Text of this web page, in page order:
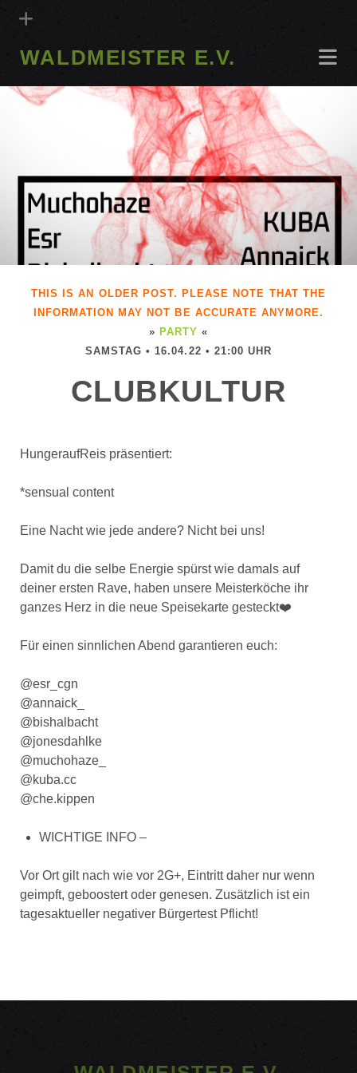
WALDMEISTER E.V.
THIS IS AN OLDER POST. PLEASE NOTE THAT THE
INFORMATION MAY NOT BE ACCURATE ANYMORE.
» PARTY «
SAMSTAG • 16.04.22 • 21:00 UHR
CLUBKULTUR
HungeraufReis präsentiert:
*sensual content
Eine Nacht wie jede andere? Nicht bei uns!
Damit du die selbe Energie spürst wie damals auf
deiner ersten Rave, haben unsere Meisterköche ihr
ganzes Herz in die neue Speisekarte gesteckt❤️
Für einen sinnlichen Abend garantieren euch:
@esr_cgn
@annaick_
@bishalbacht
@jonesdahlke
@muchohaze_
@kuba.cc
@che.kippen
WICHTIGE INFO –
Vor Ort gilt nach wie vor 2G+, Eintritt daher nur wenn
geimpft, geboostert oder genesen. Zusätzlich ist ein
tagesaktueller negativer Bürgertest Pflicht!